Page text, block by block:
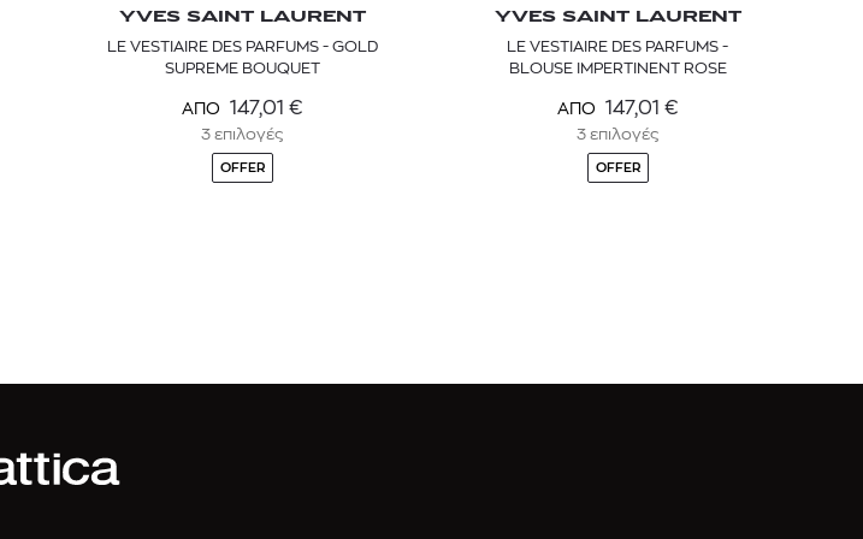
YVES SAINT LAURENT
LE VESTIAIRE DES PARFUMS - GOLD
SUPREME BOUQUET
ΑΠΟ 147,01 €
3 επιλογές
OFFER
YVES SAINT LAURENT
LE VESTIAIRE DES PARFUMS -
BLOUSE IMPERTINENT ROSE
ΑΠΟ 147,01 €
3 επιλογές
OFFER